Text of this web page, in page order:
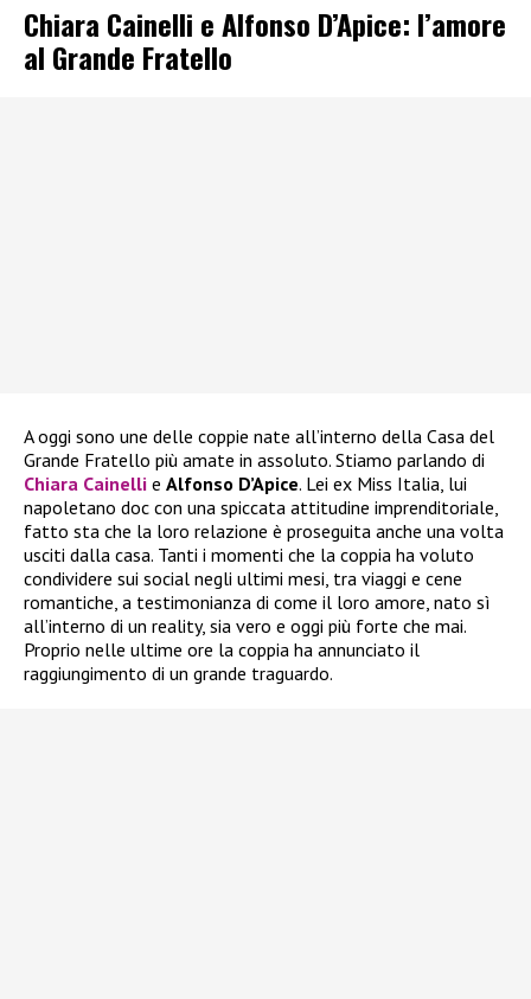
Chiara Cainelli e Alfonso D’Apice: l’amore
al Grande Fratello
A oggi sono une delle coppie nate all’interno della Casa del
Grande Fratello più amate in assoluto. Stiamo parlando di
Chiara Cainelli e Alfonso D’Apice. Lei ex Miss Italia, lui
napoletano doc con una spiccata attitudine imprenditoriale,
fatto sta che la loro relazione è proseguita anche una volta
usciti dalla casa. Tanti i momenti che la coppia ha voluto
condividere sui social negli ultimi mesi, tra viaggi e cene
romantiche, a testimonianza di come il loro amore, nato sì
all’interno di un reality, sia vero e oggi più forte che mai.
Proprio nelle ultime ore la coppia ha annunciato il
raggiungimento di un grande traguardo.